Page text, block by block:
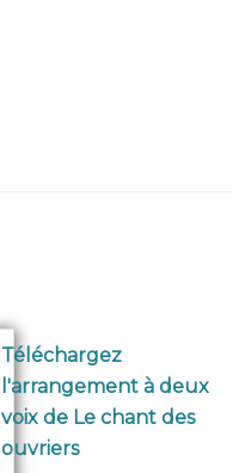
Téléchargez
l'arrangement à deux
voix de Le chant des
ouvriers